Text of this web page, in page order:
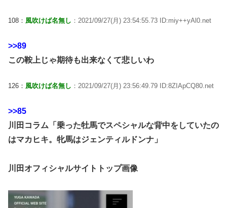
108： 風吹けば名無し ：2021/09/27(月) 23:54:55.73 ID:miy++yAl0.net
>>89
この鞍上じゃ期待も出来なくて悲しいわ
126： 風吹けば名無し ：2021/09/27(月) 23:56:49.79 ID:8ZIApCQ80.net
>>85
川田コラム「乗った牡馬でスペシャルな背中をしていたの
はマカヒキ。牝馬はジェンティルドンナ」
川田オフィシャルサイトトップ画像